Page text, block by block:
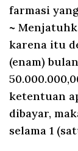
farmasi
~
karena itu
(enam)
ketentuan
dibayar,
selama 1